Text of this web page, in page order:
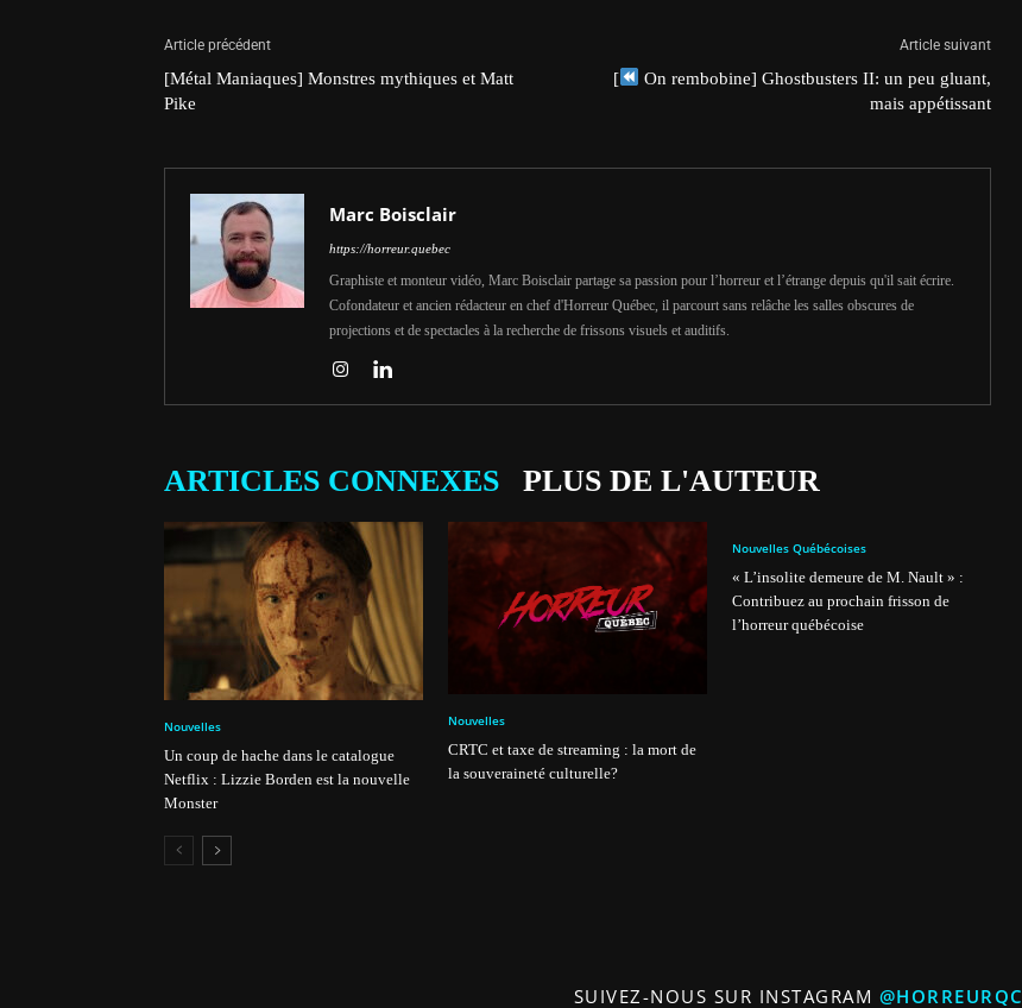
Article précédent
[Métal Maniaques] Monstres mythiques et Matt
Pike
Article suivant
[
On rembobine] Ghostbusters II: un peu gluant,
mais appétissant
Marc Boisclair
https://horreur.quebec
Graphiste et monteur vidéo, Marc Boisclair partage sa passion pour l’horreur et l’étrange depuis qu'il sait écrire.
Cofondateur et ancien rédacteur en chef d'Horreur Québec, il parcourt sans relâche les salles obscures de
projections et de spectacles à la recherche de frissons visuels et auditifs.
ARTICLES CONNEXES PLUS DE L'AUTEUR
Nouvelles
Un coup de hache dans le catalogue
Netflix : Lizzie Borden est la nouvelle
Monster
Nouvelles
CRTC et taxe de streaming : la mort de
la souveraineté culturelle?
Nouvelles Québécoises
« L’insolite demeure de M. Nault » :
Contribuez au prochain frisson de
l’horreur québécoise
SUIVEZ-NOUS SUR INSTAGRAM @HORREURQC